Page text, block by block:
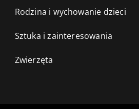
Rodzina i wychowanie dzieci
Sztuka i zainteresowania
Zwierzęta